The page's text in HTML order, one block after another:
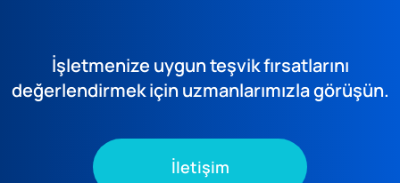
İşletmenize uygun teşvik fırsatlarını
değerlendirmek için uzmanlarımızla görüşün.
İletişim